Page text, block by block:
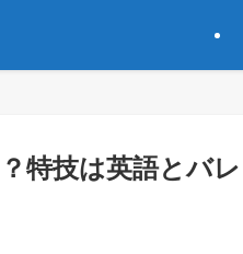
特技は英語とバレ